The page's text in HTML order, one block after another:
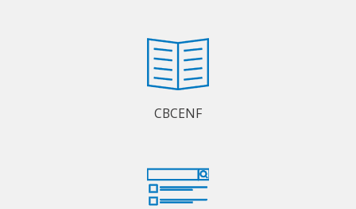
CBCENF